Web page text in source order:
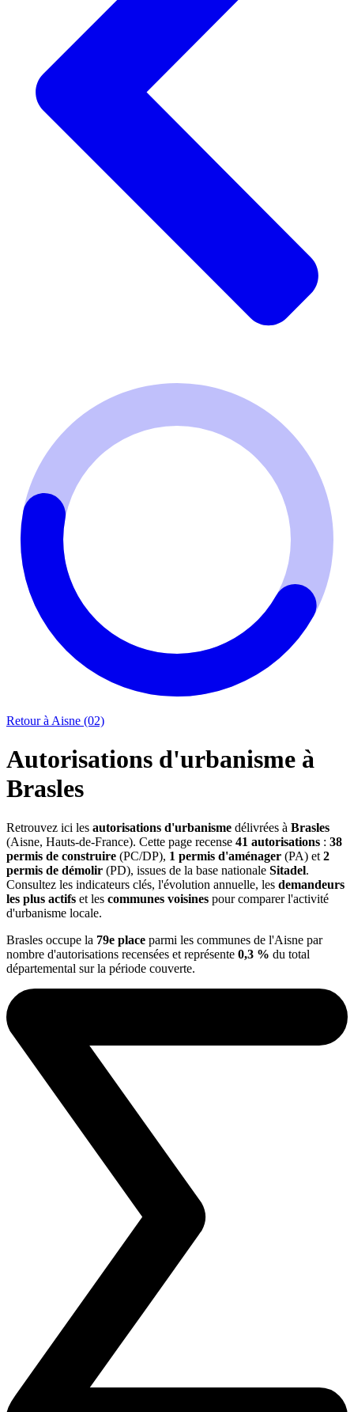
Retour à Aisne (02)
Autorisations d'urbanisme à
Brasles
Retrouvez ici les autorisations d'urbanisme délivrées à Brasles
(Aisne, Hauts-de-France). Cette page recense 41 autorisations : 38
permis de construire (PC/DP), 1 permis d'aménager (PA) et 2
permis de démolir (PD), issues de la base nationale Sitadel.
Consultez les indicateurs clés, l'évolution annuelle, les demandeurs
les plus actifs et les communes voisines pour comparer l'activité
d'urbanisme locale.
Brasles occupe la 79e place parmi les communes de l'Aisne par
nombre d'autorisations recensées et représente 0,3 % du total
départemental sur la période couverte.